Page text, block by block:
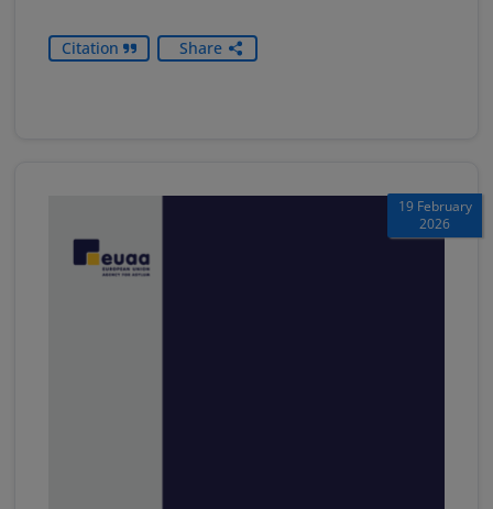
Citation Share
19 February
2026